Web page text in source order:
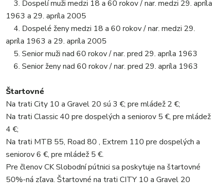
3. Dospelí muži medzi 18 a 60 rokov / nar. medzi 29. apríla
1963 a 29. apríla 2005
4. Dospelé ženy medzi 18 a 60 rokov / nar. medzi 29.
apríla 1963 a 29. apríla 2005
5. Senior muži nad 60 rokov / nar. pred 29. apríla 1963
6. Senior ženy nad 60 rokov / nar. pred 29. apríla 1963
Štartovné
Na trati City 10 a Gravel 20 sú 3 €; pre mládež 2 €;
Na trati Classic 40 pre dospelých a seniorov 5 €, pre mládež
4 €;
Na trati MTB 55, Road 80 , Extrem 110 pre dospelých a
seniorov 6 €, pre mládež 5 €.
Pre členov CK Slobodní pútnici sa poskytuje na štartovné
50%-ná zľava. Štartovné na trati CITY 10 a Gravel 20